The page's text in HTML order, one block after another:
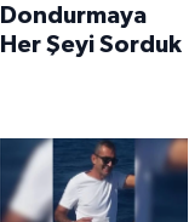
Dondurmaya
Her Şeyi Sorduk